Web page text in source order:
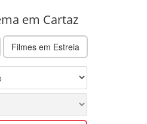
em Cartaz
Filmes em Estreia